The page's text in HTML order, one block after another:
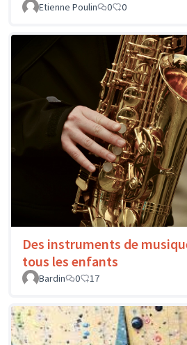
Etienne Poulin
0 0
Des instruments de
tous les enfants
Bardin
0 17